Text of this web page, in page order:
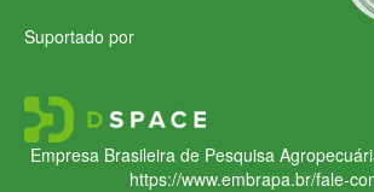
Suportado por
Empresa Brasileira de Pesquisa
https://www.embrapa.br/fale-